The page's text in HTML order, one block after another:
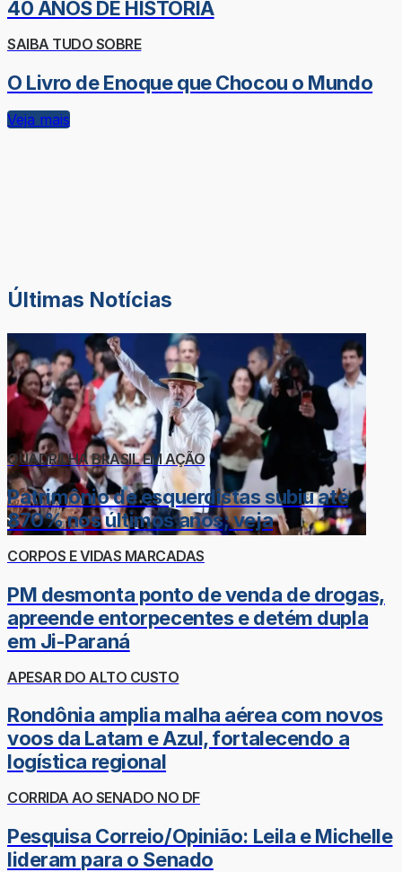
40 ANOS DE HISTÓRIA
SAIBA TUDO SOBRE
O Livro de Enoque que Chocou o Mundo
Veja mais
Últimas Notícias
QUADRILHA BRASIL EM AÇÃO
Patrimônio de esquerdistas subiu até
870% nos últimos anos; veja
CORPOS E VIDAS MARCADAS
PM desmonta ponto de venda de drogas,
apreende entorpecentes e detém dupla
em Ji-Paraná
APESAR DO ALTO CUSTO
Rondônia amplia malha aérea com novos
voos da Latam e Azul, fortalecendo a
logística regional
CORRIDA AO SENADO NO DF
Pesquisa Correio/Opinião: Leila e Michelle
lideram para o Senado